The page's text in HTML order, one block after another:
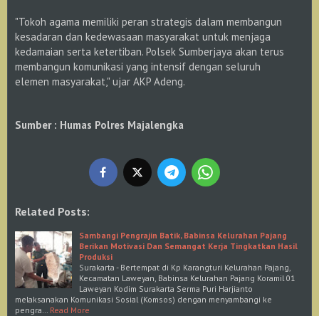
"Tokoh agama memiliki peran strategis dalam membangun
kesadaran dan kedewasaan masyarakat untuk menjaga
kedamaian serta ketertiban. Polsek Sumberjaya akan terus
membangun komunikasi yang intensif dengan seluruh
elemen masyarakat," ujar AKP Adeng.
Sumber : Humas Polres Majalengka
Related Posts:
Sambangi Pengrajin Batik, Babinsa Kelurahan Pajang
Berikan Motivasi Dan Semangat Kerja Tingkatkan Hasil
Produksi
Surakarta - Bertempat di Kp Karangturi Kelurahan Pajang,
Kecamatan Laweyan, Babinsa Kelurahan Pajang Koramil 01
Laweyan Kodim Surakarta Serma Puri Harjianto
melaksanakan Komunikasi Sosial (Komsos) dengan menyambangi ke
pengra… Read More